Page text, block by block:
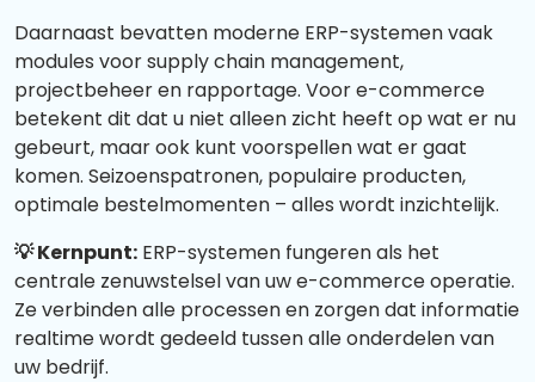
Daarnaast bevatten moderne ERP-systemen vaak
modules voor supply chain management,
projectbeheer en rapportage. Voor e-commerce
betekent dit dat u niet alleen zicht heeft op wat er nu
gebeurt, maar ook kunt voorspellen wat er gaat
komen. Seizoenspatronen, populaire producten,
optimale bestelmomenten – alles wordt inzichtelijk.
💡 Kernpunt: ERP-systemen fungeren als het
centrale zenuwstelsel van uw e-commerce operatie.
Ze verbinden alle processen en zorgen dat informatie
realtime wordt gedeeld tussen alle onderdelen van
uw bedrijf.